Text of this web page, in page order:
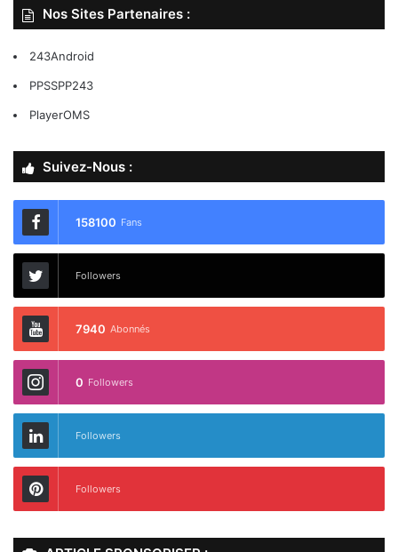
Nos Sites Partenaires :
243Android
PPSSPP243
PlayerOMS
Suivez-Nous :
158100 Fans
Followers
7940 Abonnés
0 Followers
Followers
Followers